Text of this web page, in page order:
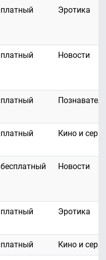
платный Эротика
платный Новости
платный
платный Кино и
бесплатный Новости
платный Эротика
платный Кино и